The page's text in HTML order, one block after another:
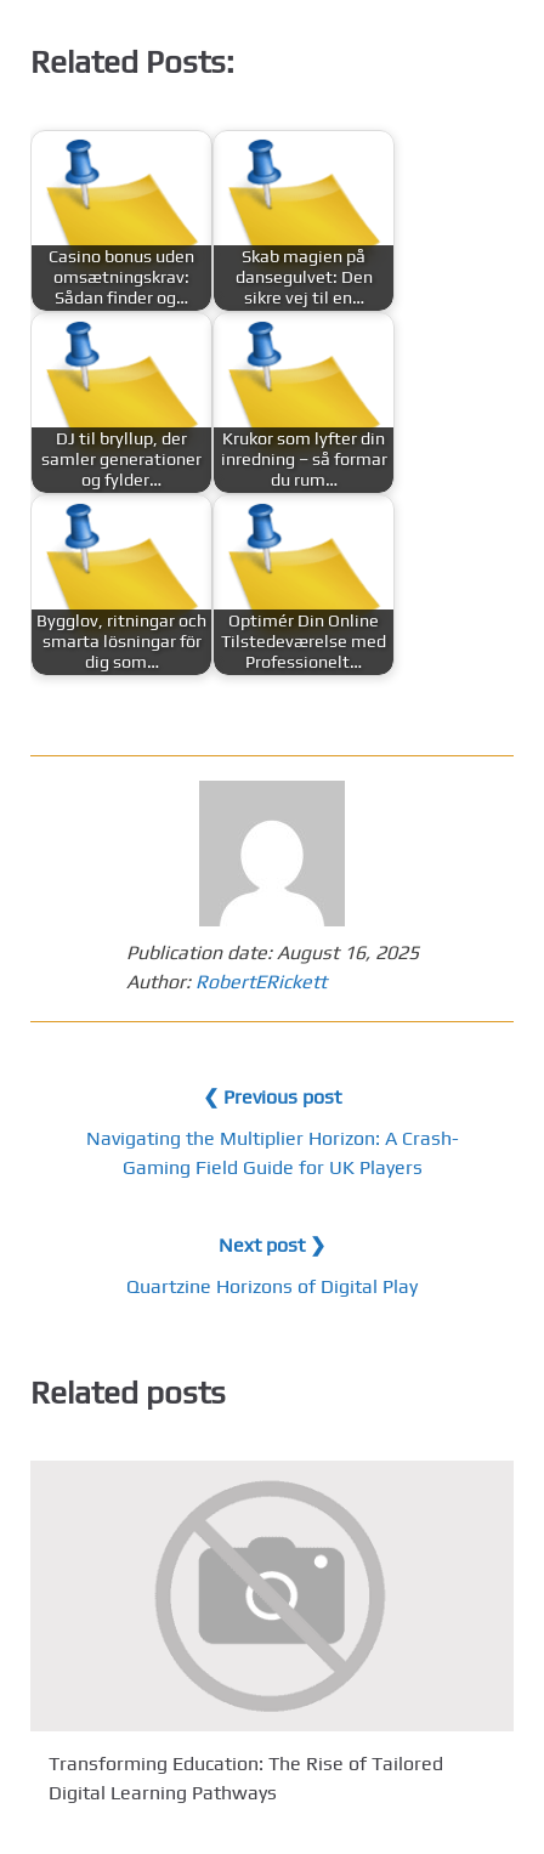
Related Posts:
Casino bonus uden
omsætningskrav:
Sådan finder og…
Skab magien på
dansegulvet: Den
sikre vej til en…
DJ til bryllup, der
samler generationer
og fylder…
Krukor som lyfter din
inredning – så formar
du rum…
Bygglov, ritningar och
smarta lösningar för
dig som…
Optimér Din Online
Tilstedeværelse med
Professionelt…
Publication date:August 16, 2025
Author: RobertERickett
❮ Previous post
Navigating the Multiplier Horizon: A Crash-
Gaming Field Guide for UK Players
Next post ❯
Quartzine Horizons of Digital Play
Related posts
Transforming Education: The Rise of Tailored
Digital Learning Pathways